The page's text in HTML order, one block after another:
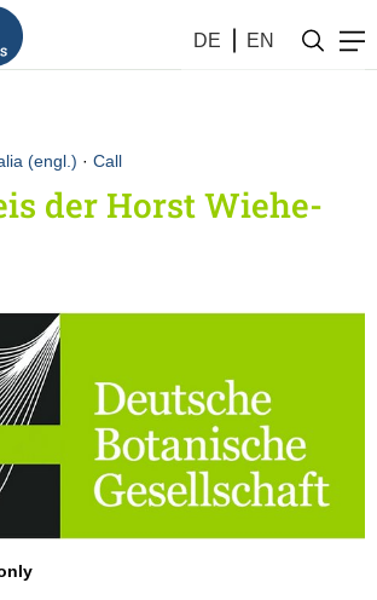
DE EN
(engl.) · Call
der Horst Wiehe-